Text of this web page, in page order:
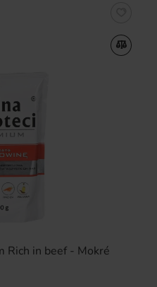
Rich in beef - Mokré